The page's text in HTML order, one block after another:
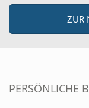
ZUR
PERSÖNLICHE